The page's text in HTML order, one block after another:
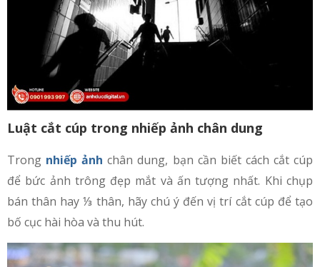
Luật cắt cúp trong nhiếp ảnh chân dung
Trong nhiếp ảnh chân dung, bạn cần biết cách cắt cúp
để bức ảnh trông đẹp mắt và ấn tượng nhất. Khi chụp
bán thân hay ⅓ thân, hãy chú ý đến vị trí cắt cúp để tạo
bố cục hài hòa và thu hút.